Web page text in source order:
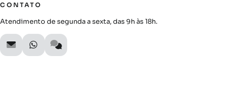
CONTATO
Atendimento de segunda a sexta, das 9h às 18h.